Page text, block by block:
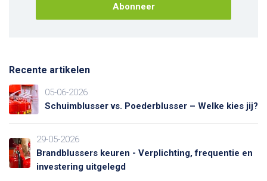
Abonneer
Recente artikelen
05-06-2026
Schuimblusser vs. Poederblusser – Welke kies jij?
29-05-2026
Brandblussers keuren - Verplichting, frequentie en
investering uitgelegd